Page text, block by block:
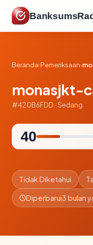
Beranda›Pemeriksaan›
monasjkt-
#420B6FDD · Sedang
40
Tidak Diketahui
Diperbarui3 bulan